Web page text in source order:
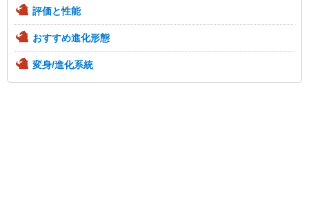
評価と性能
おすすめ進化形態
変身/進化系統